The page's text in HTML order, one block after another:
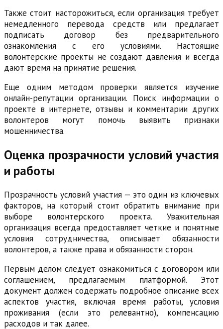
Также стоит насторожиться, если организация требует
немедленного перевода средств или предлагает
подписать договор без предварительного
ознакомления с его условиями. Настоящие
волонтерские проекты не создают давления и всегда
дают время на принятие решения.
Еще одним методом проверки является изучение
онлайн-репутации организации. Поиск информации о
проекте в интернете, отзывы и комментарии других
волонтеров могут помочь выявить признаки
мошенничества.
Оценка прозрачности условий участия
и работы
Прозрачность условий участия — это один из ключевых
факторов, на который стоит обратить внимание при
выборе волонтерского проекта. Уважительная
организация всегда предоставляет четкие и понятные
условия сотрудничества, описывает обязанности
волонтеров, а также права и обязанности сторон.
Первым делом следует ознакомиться с договором или
соглашением, предлагаемым платформой. Этот
документ должен содержать подробное описание всех
аспектов участия, включая время работы, условия
проживания (если это релевантно), компенсацию
расходов и так далее.